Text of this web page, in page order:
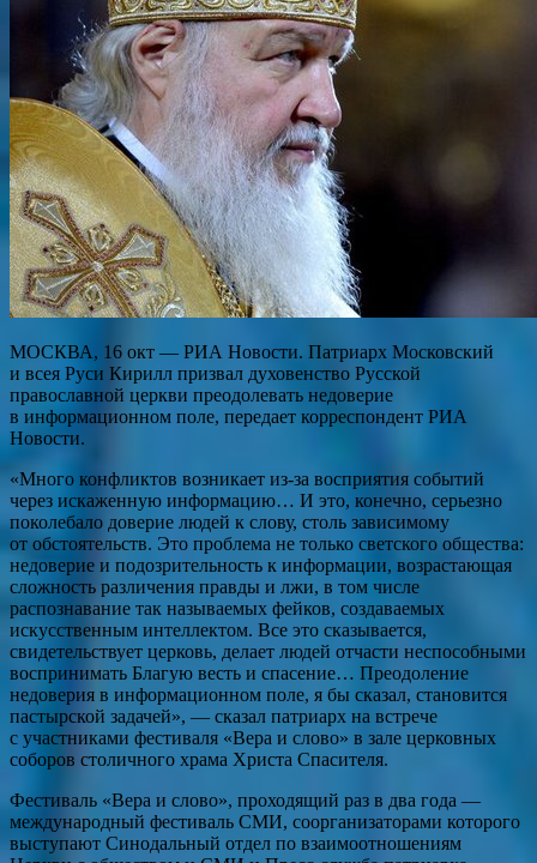
МОСКВА, 16 окт — РИА Новости. Патриарх Московский
и всея Руси Кирилл призвал духовенство Русской
православной церкви преодолевать недоверие
в информационном поле, передает корреспондент РИА
Новости.
«Много конфликтов возникает из-за восприятия событий
через искаженную информацию… И это, конечно, серьезно
поколебало доверие людей к слову, столь зависимому
от обстоятельств. Это проблема не только светского общества:
недоверие и подозрительность к информации, возрастающая
сложность различения правды и лжи, в том числе
распознавание так называемых фейков, создаваемых
искусственным интеллектом. Все это сказывается,
свидетельствует церковь, делает людей отчасти неспособными
воспринимать Благую весть и спасение… Преодоление
недоверия в информационном поле, я бы сказал, становится
пастырской задачей», — сказал патриарх на встрече
с участниками фестиваля «Вера и слово» в зале церковных
соборов столичного храма Христа Спасителя.
Фестиваль «Вера и слово», проходящий раз в два года —
международный фестиваль СМИ, соорганизаторами которого
выступают Синодальный отдел по взаимоотношениям